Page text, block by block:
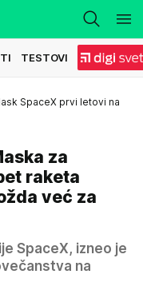
TESTOVI
SpaceX prvi letovi na
za
raketa
već za
SpaceX, izneo je
na